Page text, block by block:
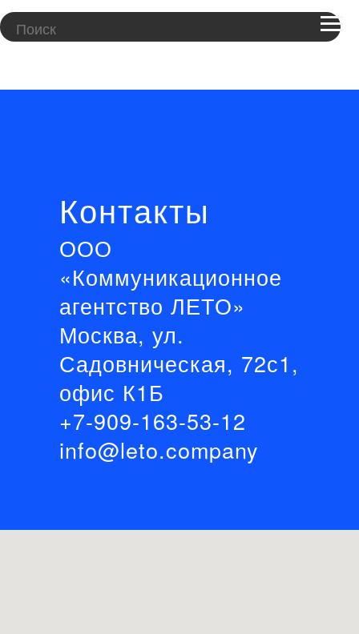
Контакты
ООО
«Коммуникационное
агентство ЛЕТО»
Москва, ул.
Садовническая, 72с1,
офис К1Б
+7-909-163-53-12
info@leto.company